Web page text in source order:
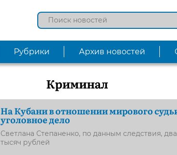
Рубрики Архив новостей
Криминал
На Кубани в отношении мирового
уголовное дело
Светлана Степаненко, по данным следствия,
тысяч рублей